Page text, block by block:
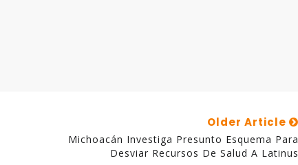
Older Article
Michoacán Investiga Presunto Esquema Para
Desviar Recursos De Salud A Latinus